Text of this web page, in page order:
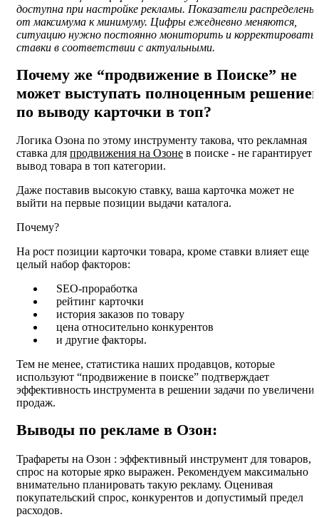
доступна при настройке рекламы. Показатели распределены
от максимума к минимуму. Цифры ежедневно меняются,
ситуацию нужно постоянно мониторить и корректировать
ставки в соответствии с актуальными.
Почему же “продвижение в Поиске” не
может выступать полноценным
по выводу карточки в топ?
Логика Озона по этому инструменту такова, что рекламная
ставка для продвижения на Озоне в поиске - не гарантирует
вывод товара в топ категории.
Даже поставив высокую ставку, ваша карточка может не
выйти на первые позиции выдачи каталога.
Почему?
На рост позиции карточки товара, кроме ставки влияет еще
целый набор факторов:
SEO-проработка
рейтинг карточки
история заказов по товару
цена относительно конкурентов
и другие факторы.
Тем не менее, статистика наших продавцов, которые
используют “продвижение в поиске” подтверждает
эффективность инструмента в решении задачи по
продаж.
Выводы по рекламе в Озон:
Трафареты на Озон : эффективный инструмент для товаров,
спрос на которые ярко выражен. Рекомендуем максимально
внимательно планировать такую рекламу. Оценивая
покупательский спрос, конкурентов и допустимый предел
расходов.